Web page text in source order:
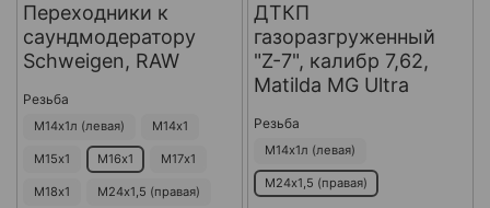
Переходники к
саундмодератору
Schweigen, RAW
Резьба
М14х1л (левая) М14х1
М15х1 М16х1 М17х1
М18х1 М24х1,5 (правая)
ДТКП
газоразгруженный
"Z-7", калибр 7,62,
Matilda MG Ultra
Резьба
М14х1л (левая)
М24х1,5 (правая)